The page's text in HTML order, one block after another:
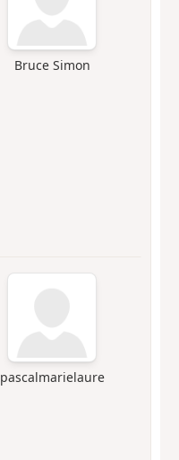
Bruce Simon
pascalmarielaure